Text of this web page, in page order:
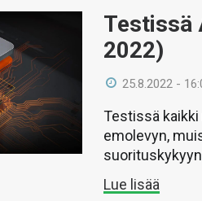
Testissä
2022)
25.8.2022 -
Testissä
emolevyn,
Lue lisää